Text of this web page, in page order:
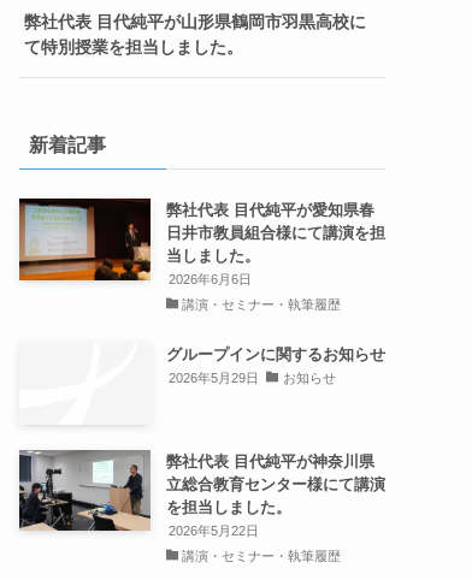
弊社代表 目代純平が山形県鶴岡市羽黒高校に
て特別授業を担当しました。
新着記事
弊社代表 目代純平が愛知県春
日井市教員組合様にて講演を担
当しました。
2026年6月6日
講演・セミナー・執筆履歴
グループインに関するお知らせ
2026年5月29日 お知らせ
弊社代表 目代純平が神奈川県
立総合教育センター様にて講演
を担当しました。
2026年5月22日
講演・セミナー・執筆履歴